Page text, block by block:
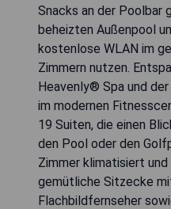
Snacks an der Poolbar
beheizten Außenpool
kostenlose WLAN im
Zimmern nutzen.
Heavenly® Spa und
im modernen
19 Suiten, die einen
den Pool oder den
Zimmer klimatisiert
gemütliche Sitzecke
Flachbildfernseher